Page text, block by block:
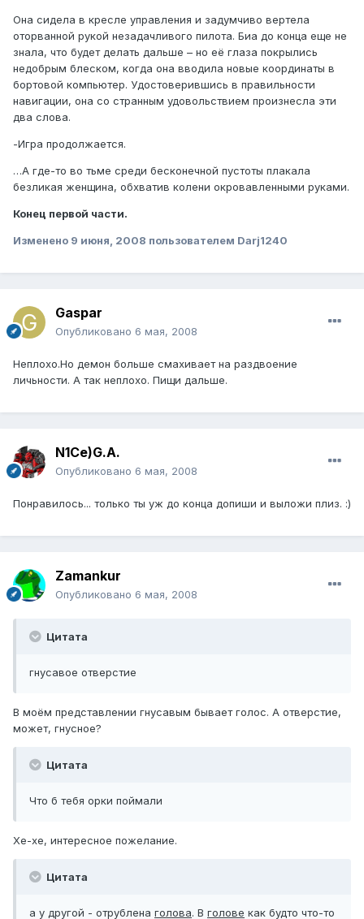
Она сидела в кресле управления и задумчиво вертела
оторванной рукой незадачливого пилота. Биа до конца еще не
знала, что будет делать дальше – но её глаза покрылись
недобрым блеском, когда она вводила новые координаты в
бортовой компьютер. Удостоверившись в правильности
навигации, она со странным удовольствием произнесла эти
два слова.
-Игра продолжается.
…А где-то во тьме среди бесконечной пустоты плакала
безликая женщина, обхватив колени окровавленными руками.
Конец первой части.
Изменено 9 июня, 2008 пользователем Darj1240
Gaspar
Опубликовано 6 мая, 2008
Неплохо.Но демон больше смахивает на раздвоение
личьности. А так неплохо. Пищи дальше.
N1Ce)G.A.
Опубликовано 6 мая, 2008
Понравилось... только ты уж до конца допиши и выложи плиз. :)
Zamankur
Опубликовано 6 мая, 2008
Цитата
гнусавое отверстие
В моём представлении гнусавым бывает голос. А отверстие,
может, гнусное?
Цитата
Что б тебя орки поймали
Хе-хе, интересное пожелание.
Цитата
а у другой - отрублена голова. В голове как будто что-то